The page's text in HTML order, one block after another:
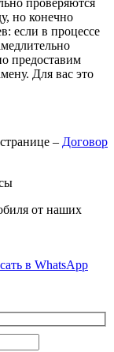
но конечно
если в процессе
предоставим
Для вас это
– Договор
от наших
в WhatsApp